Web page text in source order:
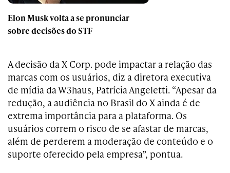
Elon Musk volta a se pronunciar
sobre decisões do STF
A decisão da X Corp. pode impactar a relação das
marcas com os usuários, diz a diretora executiva
de mídia da W3haus, Patrícia Angeletti. “Apesar da
redução, a audiência no Brasil do X ainda é de
extrema importância para a plataforma. Os
usuários correm o risco de se afastar de marcas,
além de perderem a moderação de conteúdo e o
suporte oferecido pela empresa”, pontua.